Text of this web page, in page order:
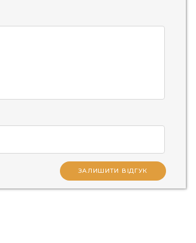
ЗАЛИШИТИ ВІДГУК